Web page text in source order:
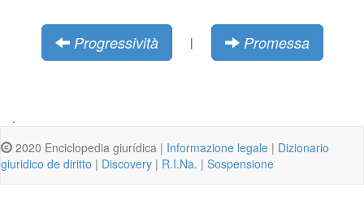
Progressività | Promessa
.
2020 Enciclopedia giurídica | Informazione legale | Dizionario
giuridico de diritto | Discovery | R.I.Na. | Sospensione